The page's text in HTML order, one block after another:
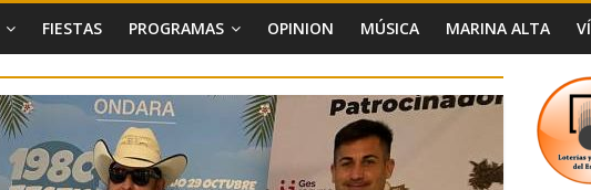
FIESTAS PROGRAMAS OPINION MÚSICA MARINA ALTA